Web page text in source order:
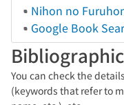
Nihon no
Google Book
You can check the
(keywords that refer to